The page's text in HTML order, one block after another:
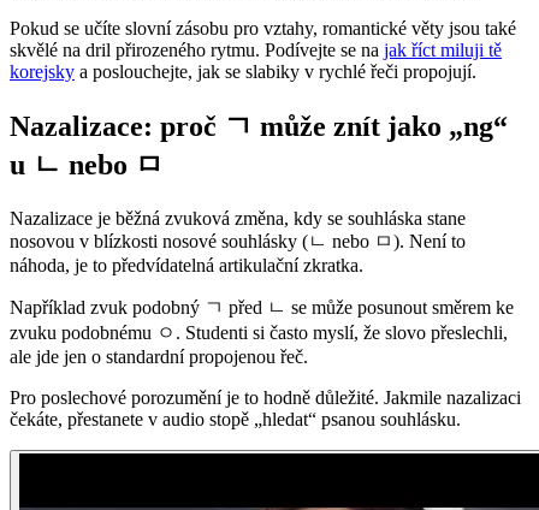
Pokud se učíte slovní zásobu pro vztahy, romantické věty jsou také
skvělé na dril přirozeného rytmu. Podívejte se na jak říct miluji tě
korejsky a poslouchejte, jak se slabiky v rychlé řeči propojují.
Nazalizace: proč ㄱ může znít jako „ng“
u ㄴ nebo ㅁ
Nazalizace je běžná zvuková změna, kdy se souhláska stane
nosovou v blízkosti nosové souhlásky (ㄴ nebo ㅁ). Není to
náhoda, je to předvídatelná artikulační zkratka.
Například zvuk podobný ㄱ před ㄴ se může posunout směrem ke
zvuku podobnému ㅇ. Studenti si často myslí, že slovo přeslechli,
ale jde jen o standardní propojenou řeč.
Pro poslechové porozumění je to hodně důležité. Jakmile nazalizaci
čekáte, přestanete v audio stopě „hledat“ psanou souhlásku.